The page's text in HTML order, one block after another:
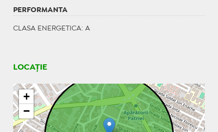
PERFORMANTA
CLASA ENERGETICA: A
LOCAȚIE
+
−